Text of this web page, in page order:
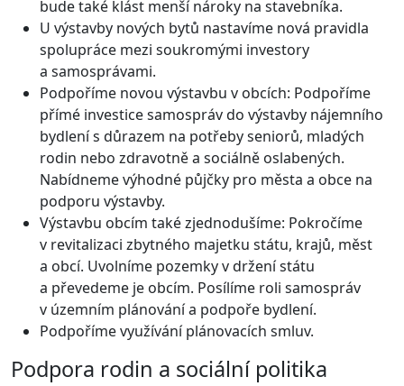
bude také klást menší nároky na stavebníka.
U výstavby nových bytů nastavíme nová pravidla
spolupráce mezi soukromými investory
a samosprávami.
Podpoříme novou výstavbu v obcích: Podpoříme
přímé investice samospráv do výstavby nájemního
bydlení s důrazem na potřeby seniorů, mladých
rodin nebo zdravotně a sociálně oslabených.
Nabídneme výhodné půjčky pro města a obce na
podporu výstavby.
Výstavbu obcím také zjednodušíme: Pokročíme
v revitalizaci zbytného majetku státu, krajů, měst
a obcí. Uvolníme pozemky v držení státu
a převedeme je obcím. Posílíme roli samospráv
v územním plánování a podpoře bydlení.
Podpoříme využívání plánovacích smluv.
Podpora rodin a sociální politika